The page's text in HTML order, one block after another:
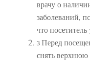
врачу о
заболеваний,
что
3 Перед
снять верхнюю